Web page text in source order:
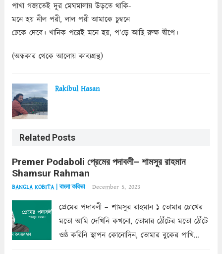
পাখা গজাতেই দূর মেঘমালায় উড়তে থাকি-
মনে হয় নীল পরী, লাল পরী আমাকে চুম্বনে
ঢেকে দেবে। খানিক পরেই মনে হয়, প’ড়ে আছি রুক্ষ দ্বীপে।
(অন্ধকার থেকে আলোয় কাব্যগ্রন্থ)
Rakibul Hasan
Related Posts
Premer Podaboli প্রেমের পদাবলী– শামসুর রাহমান
Shamsur Rahman
BANGLA KOBITA | বাংলা কবিতা December 5, 2023
প্রেমের পদাবলী – শামসুর রাহমান ১ তোমার চোখের
মতো আমি দেখিনি কখনো, তোমার ঠোঁটের মতো ঠোঁটে
ওষ্ঠ করিনি স্থাপন কোনোদিন, তোমার বুকের পাখি